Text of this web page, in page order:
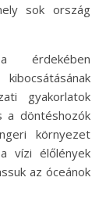
sok ország
érdekében
gyakorlatok
a döntéshozók
környezet
vízi élőlények
az óceánok